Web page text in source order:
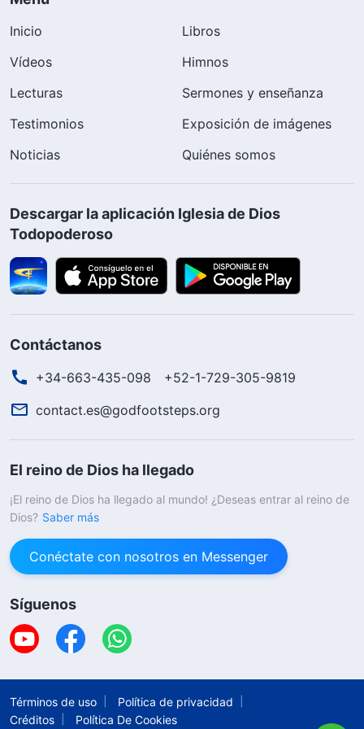
Inicio
Libros
Vídeos
Himnos
Lecturas
Sermones y enseñanza
Testimonios
Exposición de imágenes
Noticias
Quiénes somos
Descargar la aplicación Iglesia de Dios
Todopoderoso
Contáctanos
+34-663-435-098
+52-1-729-305-9819
contact.es@godfootsteps.org
El reino de Dios ha llegado
¡El reino de Dios ha llegado al mundo! ¿Deseas entrar al reino de
Dios? Saber más
Conéctate con nosotros en Messenger
Síguenos
Términos de uso
Política de privacidad
Créditos
Política De Cookies